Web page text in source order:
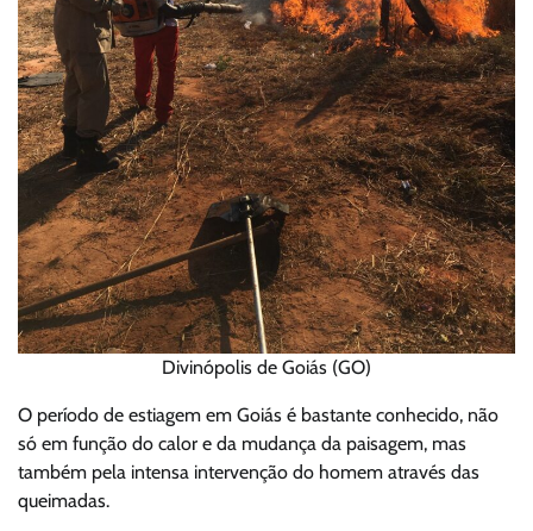
Divinópolis de Goiás (GO)
O período de estiagem em Goiás é bastante conhecido, não
só em função do calor e da mudança da paisagem, mas
também pela intensa intervenção do homem através das
queimadas.